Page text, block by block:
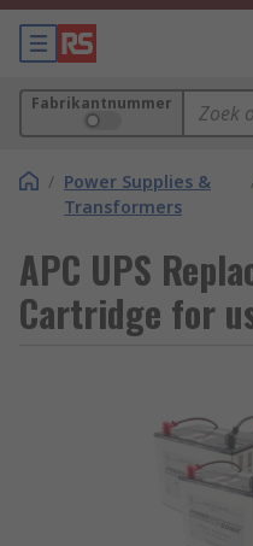
Fabrikantnummer
/ Power Supplies &
Transformers
APC UPS
Cartridge for